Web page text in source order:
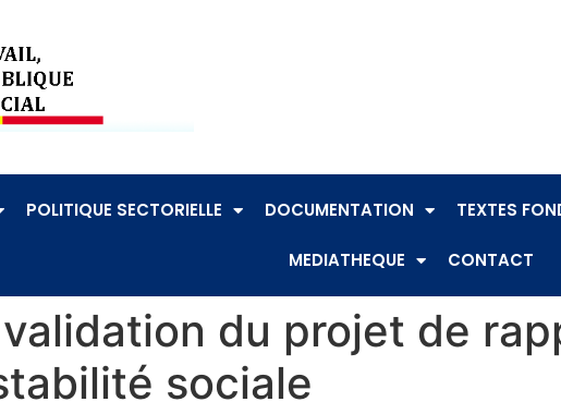
POLITIQUE SECTORIELLE DOCUMENTATION TEXTES
MEDIATHEQUE CONTACT
du projet de
sociale